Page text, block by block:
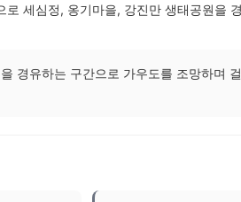
로 세심정, 옹기마을, 강진만 생태공원을
경유하는 구간으로 가우도를 조망하며